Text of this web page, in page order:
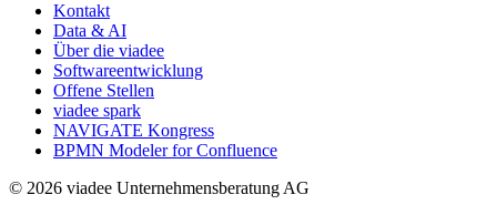
Kontakt
Data & AI
Über die viadee
Softwareentwicklung
Offene Stellen
viadee spark
NAVIGATE Kongress
BPMN Modeler for Confluence
© 2026 viadee Unternehmensberatung AG